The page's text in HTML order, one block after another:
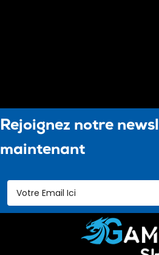
Rejoignez notre
maintenant